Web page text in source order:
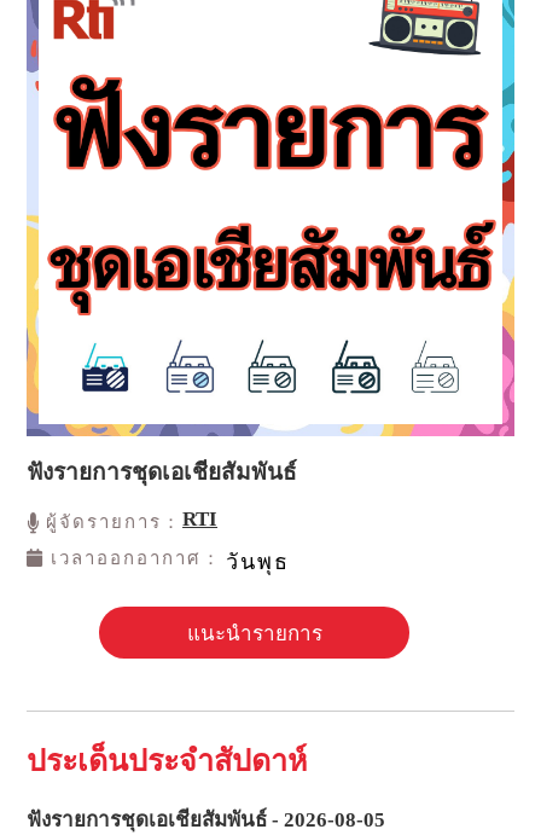
ฟังรายการชุดเอเชียสัมพันธ์
ผู้จัดรายการ：RTI
เวลาออกอากาศ： วันพุธ
แนะนำรายการ
ประเด็นประจำสัปดาห์
ฟังรายการชุดเอเชียสัมพันธ์ - 2026-08-05